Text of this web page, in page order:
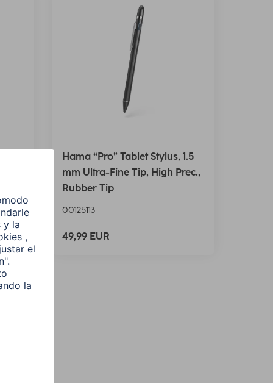
Hama “Pro” Tablet Stylus, 1.5
mm Ultra-Fine Tip, High Prec.,
Rubber Tip
00125113
49,99 EUR